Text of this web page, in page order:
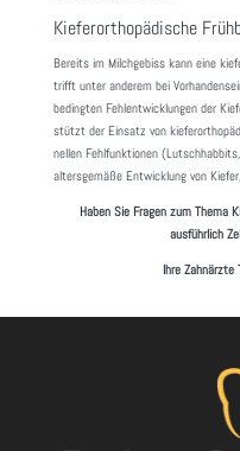
Kieferorthopädische
Bereits im Milch­ge­biss kann eine
trifft unter anderem bei
bedingten Fehl­ent­wick­lungen der
stützt der Einsatz von
nellen Fehl­funk­tionen
alters­ge­mäße Entwick­lung von
Haben Sie Fragen zum Thema
ausführlich
Ihre Zahnärzte